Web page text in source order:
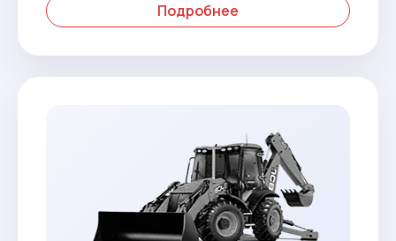
Подробнее